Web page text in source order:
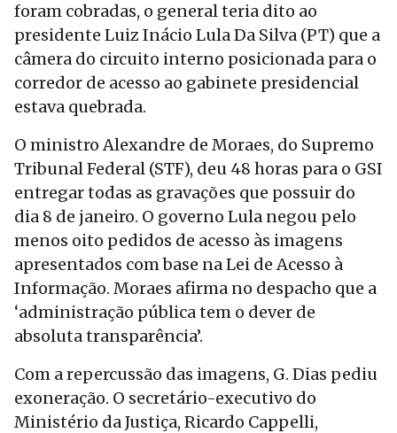
foram cobradas, o general teria dito ao
presidente Luiz Inácio Lula Da Silva (PT) que a
câmera do circuito interno posicionada para o
corredor de acesso ao gabinete presidencial
estava quebrada.
O ministro Alexandre de Moraes, do Supremo
Tribunal Federal (STF), deu 48 horas para o GSI
entregar todas as gravações que possuir do
dia 8 de janeiro. O governo Lula negou pelo
menos oito pedidos de acesso às imagens
apresentados com base na Lei de Acesso à
Informação. Moraes afirma no despacho que a
‘administração pública tem o dever de
absoluta transparência’.
Com a repercussão das imagens, G. Dias pediu
exoneração. O secretário-executivo do
Ministério da Justiça, Ricardo Cappelli,